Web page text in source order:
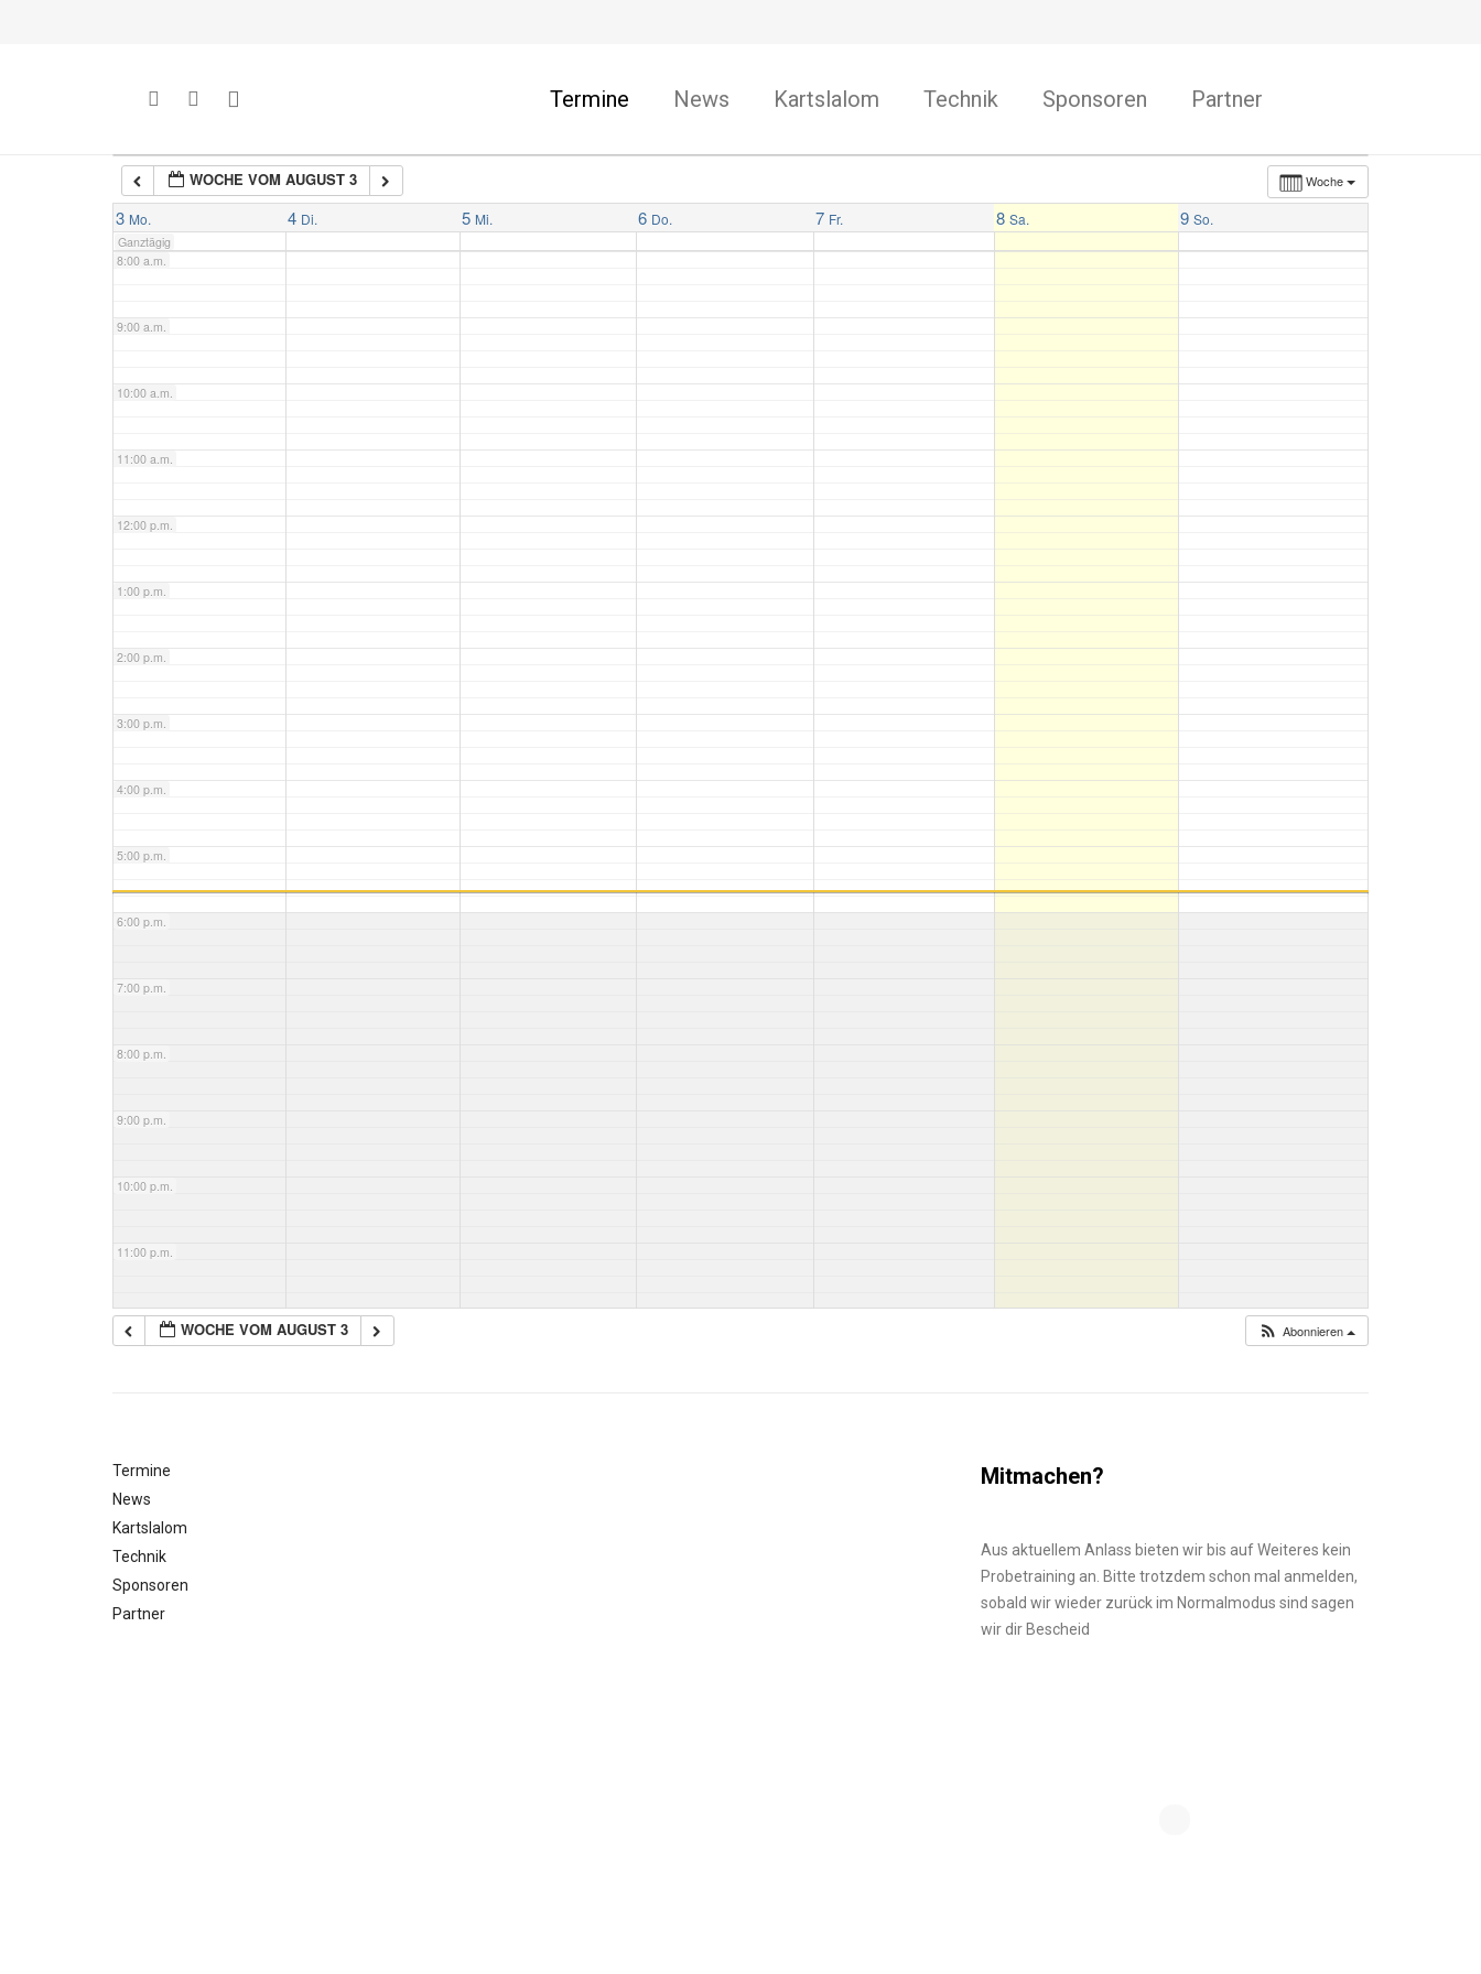
Termine News Kartslalom Technik Sponsoren Partner
Woche
WOCHE VOM AUGUST 3
3 Mo. 4 Di. 5 Mi. 6 Do. 7 Fr. 8 Sa. 9 So.
Ganztägig
7:00 a.m.
8:00 a.m.
9:00 a.m.
10:00 a.m.
11:00 a.m.
12:00 p.m.
1:00 p.m.
2:00 p.m.
3:00 p.m.
4:00 p.m.
5:00 p.m.
6:00 p.m.
7:00 p.m.
8:00 p.m.
9:00 p.m.
10:00 p.m.
11:00 p.m.
WOCHE VOM AUGUST 3 Abonnieren
Termine
News
Kartslalom
Technik
Sponsoren
Partner
Mitmachen?
Aus aktuellem Anlass bieten wir bis auf Weiteres kein
Probetraining an. Bitte trotzdem schon mal anmelden,
sobald wir wieder zurück im Normalmodus sind sagen
wir dir Bescheid